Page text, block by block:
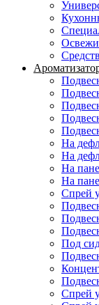
На
На
На
На
Спрей
Под
Спрей